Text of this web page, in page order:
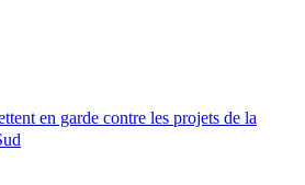
en garde contre les projets de la